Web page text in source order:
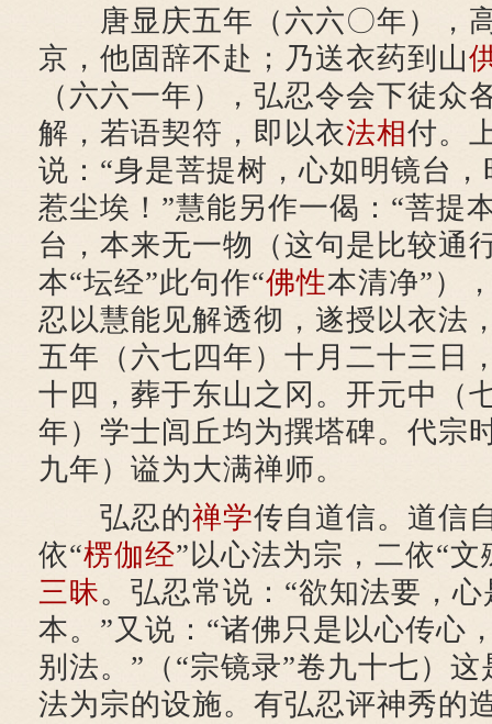
唐显庆五年（六六〇年），
京，他固辞不赴；乃送衣药到山
（六六一年），弘忍令会下徒众
解，若语契符，即以衣法相付。
说：“身是菩提树，心如明镜台
惹尘埃！”慧能另作一偈：“菩提
台，本来无一物（这句是比较通
本“坛经”此句作“佛性本清净”）
忍以慧能见解透彻，遂授以衣法
五年（六七四年）十月二十三日
十四，葬于东山之冈。开元中（
年）学士闾丘均为撰塔碑。代宗
九年）谥为大满禅师。
弘忍的禅学传自道信。道信
依“楞伽经”以心法为宗，二依“文
三昧。弘忍常说：“欲知法要，
本。”又说：“诸佛只是以心传心
别法。”（“宗镜录”卷九十七）
法为宗的设施。有弘忍评神秀的